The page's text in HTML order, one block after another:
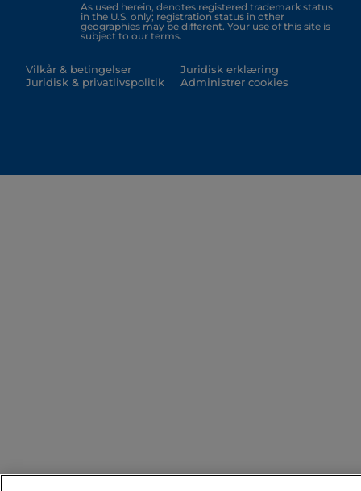
As used herein, denotes registered trademark status
in the U.S. only; registration status in other
geographies may be different. Your use of this site is
subject to our terms.
Vilkår & betingelser
Juridisk & privatlivspolitik
Juridisk erklæring
Administrer cookies